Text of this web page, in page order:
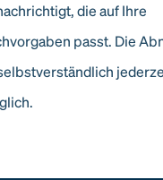
die auf Ihre
passt. Die